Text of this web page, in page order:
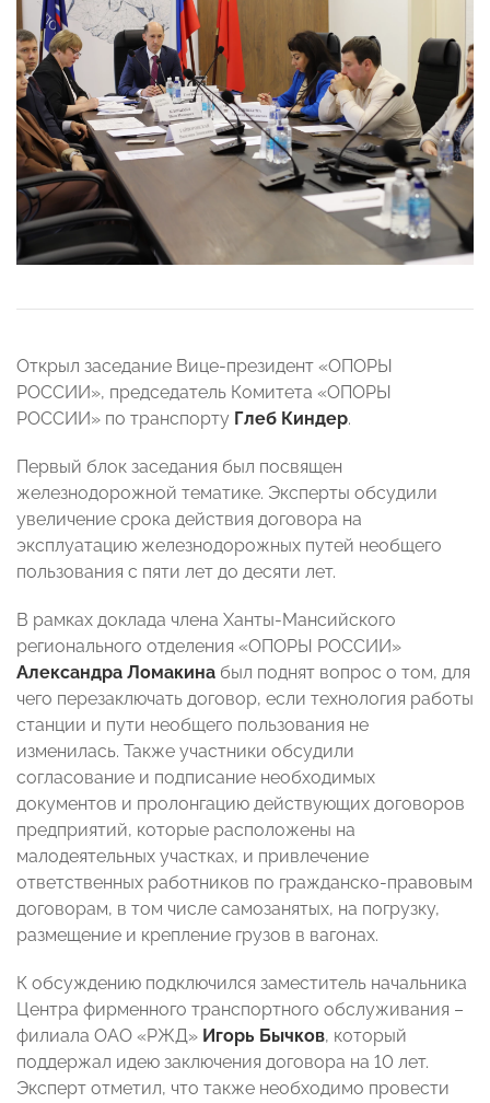
Открыл заседание Вице-президент «ОПОРЫ
РОССИИ», председатель Комитета «ОПОРЫ
РОССИИ» по транспорту Глеб Киндер.
Первый блок заседания был посвящен
железнодорожной тематике. Эксперты обсудили
увеличение срока действия договора на
эксплуатацию железнодорожных путей необщего
пользования с пяти лет до десяти лет.
В рамках доклада члена Ханты-Мансийского
регионального отделения «ОПОРЫ РОССИИ»
Александра Ломакина был поднят вопрос о том, для
чего перезаключать договор, если технология работы
станции и пути необщего пользования не
изменилась. Также участники обсудили
согласование и подписание необходимых
документов и пролонгацию действующих договоров
предприятий, которые расположены на
малодеятельных участках, и привлечение
ответственных работников по гражданско-правовым
договорам, в том числе самозанятых, на погрузку,
размещение и крепление грузов в вагонах.
К обсуждению подключился заместитель начальника
Центра фирменного транспортного обслуживания –
филиала ОАО «РЖД» Игорь Бычков, который
поддержал идею заключения договора на 10 лет.
Эксперт отметил, что также необходимо провести